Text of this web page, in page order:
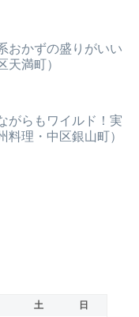
おかずの盛りがいい
天満町）
がらもワイルド！実
料理・中区銀山町）
土
日